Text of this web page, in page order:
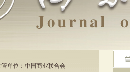
管单位：中国商业联合会